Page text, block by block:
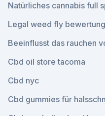
Natürliches cannabis full
Legal weed fly
Beeinflusst das rauchen
Cbd oil store tacoma
Cbd nyc
Cbd gummies für